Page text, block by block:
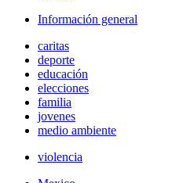
Información general
caritas
deporte
educación
elecciones
familia
jovenes
medio ambiente
violencia